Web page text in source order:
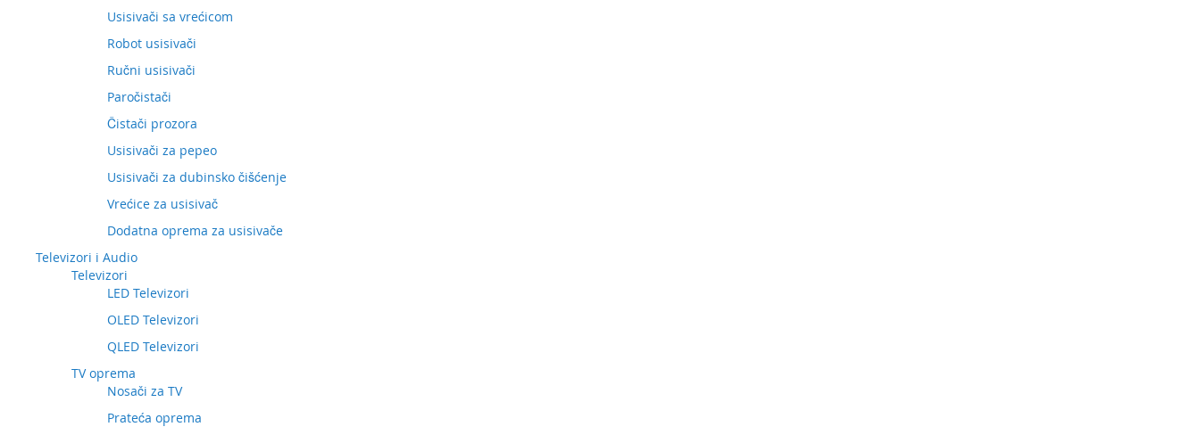
Usisivači sa vrećicom
Robot usisivači
Ručni usisivači
Paročistači
Čistači prozora
Usisivači za pepeo
Usisivači za dubinsko čišćenje
Vrećice za usisivač
Dodatna oprema za usisivače
Televizori i Audio
Televizori
LED Televizori
OLED Televizori
QLED Televizori
TV oprema
Nosači za TV
Prateća oprema